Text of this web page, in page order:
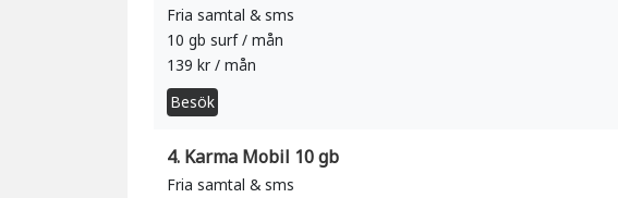
Fria samtal & sms
10 gb surf / mån
139 kr / mån
Besök
4. Karma Mobil 10 gb
Fria samtal & sms